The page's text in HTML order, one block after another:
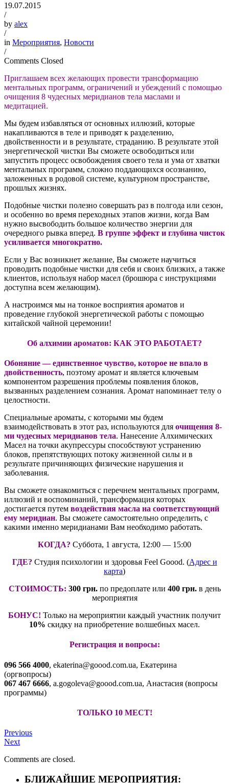
19.07.2015
/
by alex
/
in Мероприятия, Новости
/
Comments Closed
Приглашаем всех желающих провести трансформацию
ментальных программ, ограничений и убеждений с помощью
очищения 8 чудесных меридианов тела маслами и
медитацией.
Мы будем избавляться от основных иллюзий, которые
накапливаются в теле и приводят к разделению,
двойственности и в результате, страданию. В результате этой
энергетической чистки Вы сможете освободиться или
запустить процесс освобождения своего тела и ума от хватки
ментальных программ, сложно поддающихся осознанию,
заложенных в родовой системе, культурном пространстве,
прошлых жизнях.
Подобные чистки полезно совершать раз в полгода или сезон,
и особенно во время переходных этапов жизни, когда Вам
нужно высвободить большое количество энергии для
очередного рывка вперед. В группе эффект и глубина чисток
усиливается многократно.
Если у Вас возникнет желание, Вы сможете научиться
проводить подобные чистки для себя и своих близких, а также
клиентов, используя набор масел (брошюра с инструкциями
доступна всем желающим).
А настроимся мы на тонкое восприятия ароматов и
проведение глубокой энергетической работы с помощью
китайской чайной церемонии!
Об алхимии ароматов: КАК ЭТО РАБОТАЕТ?
Обоняние — единственное чувство, которое не впало в
двойственность, поэтому аромат и является ключевым
компонентом разрешения проблемы появления блоков,
вызванных разделением сознания. Аромат напоминает телу о
целостности.
Специальные ароматы, с которыми мы будем
взаимодействовать в этот раз, используются для очищения 8-
ми чудесных меридианов тела. Нанесение Алхимических
Масел на точки акупрессуры способствуют устранению
блоков, препятствующих потоку жизненной силы и в
результате причиняющих физические нарушения и
заболевания.
Вы сможете ознакомиться с перечнем ментальных программ,
иллюзий и воспоминаний, трансформация которых
достигается путем воздействия масла на соответствующий
ему меридиан. Вы сможете самостоятельно определить, с
какими именно меридианами Вам необходимо работать.
КОГДА? Суббота, 1 августа, 12:00 — 15:00
ГДЕ? Студия психологии и здоровья Feel Goood. (Адрес и
карта)
СТОИМОСТЬ: 300 грн.по предоплате или 400 грн.в день
мероприятия
БОНУС! Только на мероприятии каждый участник получит
10% скидку на приобретение волшебных масел.
Регистрация и вопросы:
096 566 4000, ekaterina@goood.com.ua, Екатерина
(оргвопросы)
067 467 6666, a.gogoleva@goood.com.ua, Анастасия (вопросы
программы)
ТОЛЬКО 10 МЕСТ!
Previous
Next
Comments are closed.
БЛИЖАЙШИЕ МЕРОПРИЯТИЯ: